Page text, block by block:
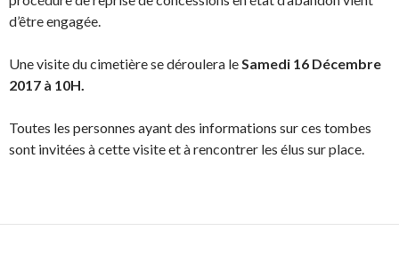
d’être engagée.
Une visite du cimetière se déroulera leSamedi 16 Décembre
2017 à 10H.
Toutes les personnes ayant des informations sur ces tombes
sont invitées à cette visite et à rencontrer les élus sur place.